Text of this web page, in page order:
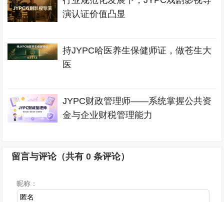
演认证价值凸显
持JYPC哈医养生保健师证，做苍生大
医
JYPC财政管理师——系统掌握公共资
金与企业财税管理能力
留言与评论（共有0 条评论）
昵称：